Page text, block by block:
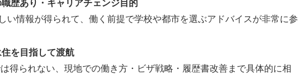
歴あり・キャリアチェンジ目的
い情報が得られて、働く前提で学校や都市を選ぶアドバイスが非常に参
を目指して渡航
は得られない、現地での働き方・ビザ戦略・履歴書改善まで具体的に相